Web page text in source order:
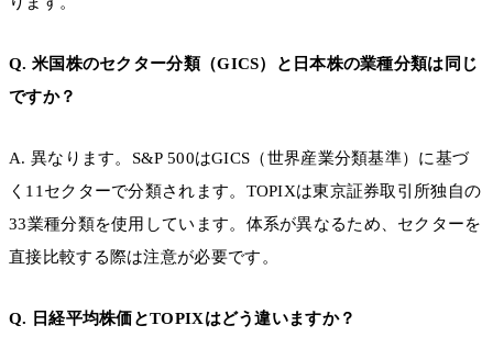
Q. 米国株のセクター分類（GICS）と日本株の業種分類は同じ
ですか？
A. 異なります。S&P 500はGICS（世界産業分類基準）に基づ
く11セクターで分類されます。TOPIXは東京証券取引所独自の
33業種分類を使用しています。体系が異なるため、セクターを
直接比較する際は注意が必要です。
Q. 日経平均株価とTOPIXはどう違いますか？